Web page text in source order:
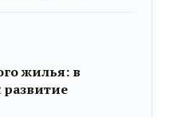
жилья: в